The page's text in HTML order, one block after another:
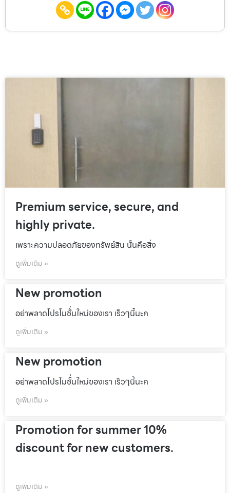
Premium service, secure, and
highly private.
เพราะความปลอดภัยของทรัพย์สิน นั้นคือสิ่ง
ดูเพิ่มเติม »
New promotion
อย่าพลาดโปรโมชั้่นใหม่ของเรา เร็วๆนี้นะค
ดูเพิ่มเติม »
New promotion
อย่าพลาดโปรโมชั้่นใหม่ของเรา เร็วๆนี้นะค
ดูเพิ่มเติม »
Promotion for summer 10%
discount for new customers.
ดูเพิ่มเติม »